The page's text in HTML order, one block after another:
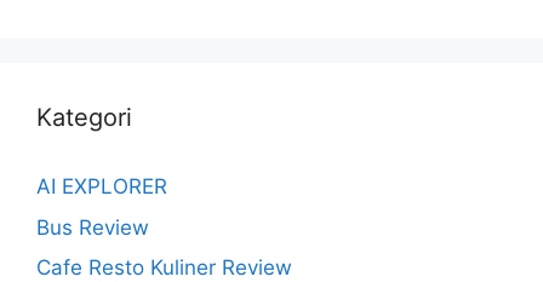
Kategori
AI EXPLORER
Bus Review
Cafe Resto Kuliner Review